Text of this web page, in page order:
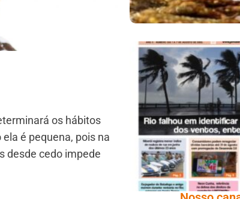
os hábitos
é pequena, pois na
desde cedo impede
Ano X –
01 A 07 De
2026